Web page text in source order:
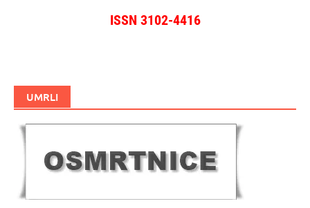
ISSN 3102-4416
UMRLI